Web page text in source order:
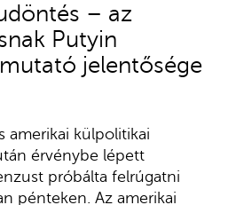
– az
Putyin
jelentősége
amerikai külpolitikai
érvénybe lépett
próbálta felrúgatni
pénteken. Az amerikai